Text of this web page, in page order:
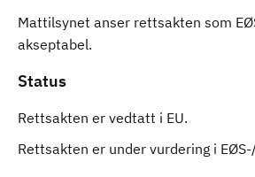
Mattilsynet anser rettsakten som
akseptabel.
Status
Rettsakten er vedtatt i EU.
Rettsakten er under vurdering i